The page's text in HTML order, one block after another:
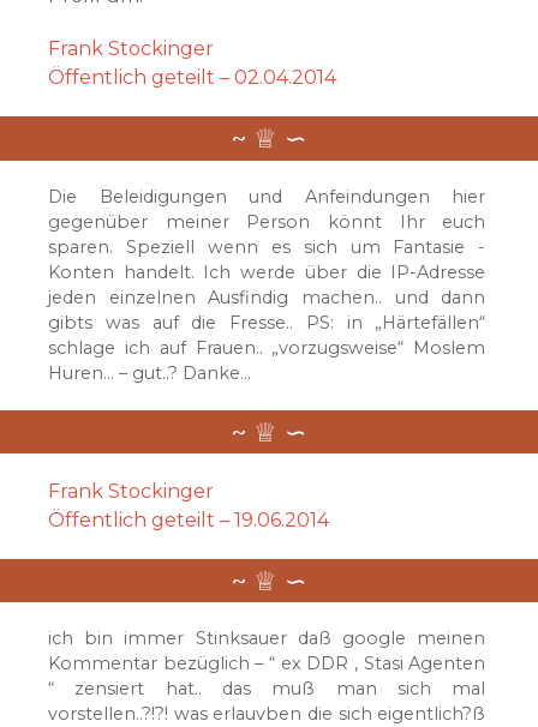
Frank Stockinger
Öffentlich geteilt – 02.04.2014
Die Beleidigungen und Anfeindungen hier
gegenüber meiner Person könnt Ihr euch
sparen. Speziell wenn es sich um Fantasie -
Konten handelt. Ich werde über die IP-Adresse
jeden einzelnen Ausfindig machen.. und dann
gibts was auf die Fresse.. PS: in „Härtefällen“
schlage ich auf Frauen.. „vorzugsweise“ Moslem
Huren… – gut..? Danke…
Frank Stockinger
Öffentlich geteilt – 19.06.2014
ich bin immer Stinksauer daß google meinen
Kommentar bezüglich – “ ex DDR , Stasi Agenten
“ zensiert hat.. das muß man sich mal
vorstellen..?!?! was erlauvben die sich eigentlich?ß